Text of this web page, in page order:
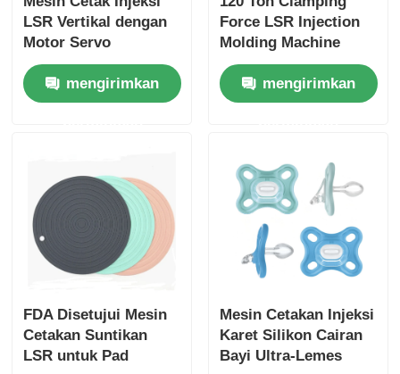
LSR Vertikal dengan
Motor Servo
Clamping Force 160
Ton dan Presisi
Tinggi
mengirimkan
Force LSR Injection
Molding Machine
untuk produksi
pemotong bawang
putih otomatis kelas
mengirimkan
FDA Disetujui Mesin
Cetakan Suntikan
LSR untuk Pad
Mesin Cetakan Injeksi
Karet Silikon Cairan
Bayi Ultra-Lemes